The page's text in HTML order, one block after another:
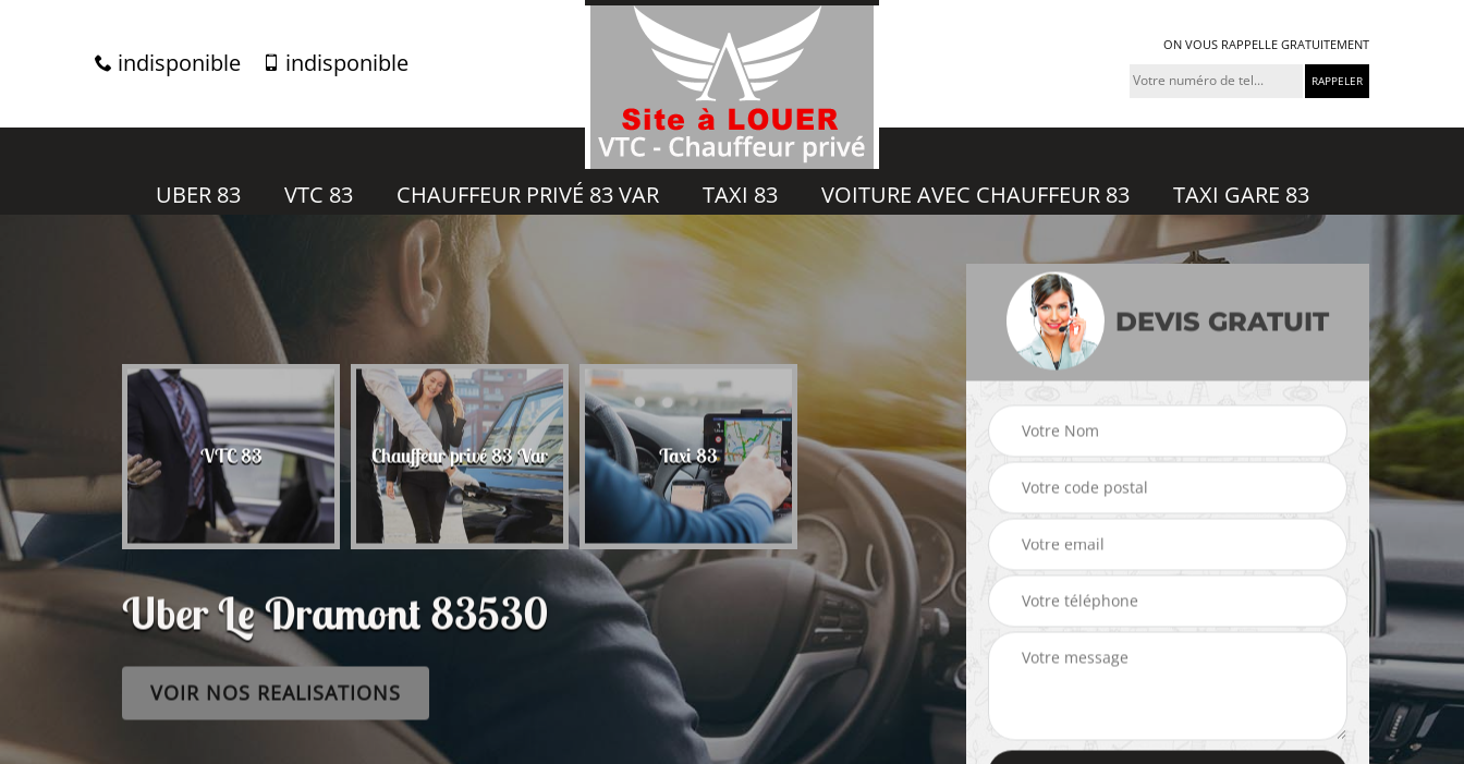
indisponible indisponible
ON VOUS RAPPELLE GRATUITEMENT
UBER 83 VTC 83 CHAUFFEUR PRIVÉ 83 VAR TAXI 83 VOITURE AVEC CHAUFFEUR 83 TAXI GARE 83
83 VTC 83 Chauffeur privé 83 Var Taxi 83 Voiture avec chauffeur
83 Taxi gare 83
Uber Le Dramont 83530
VOIR NOS REALISATIONS
DEVIS GRATUIT